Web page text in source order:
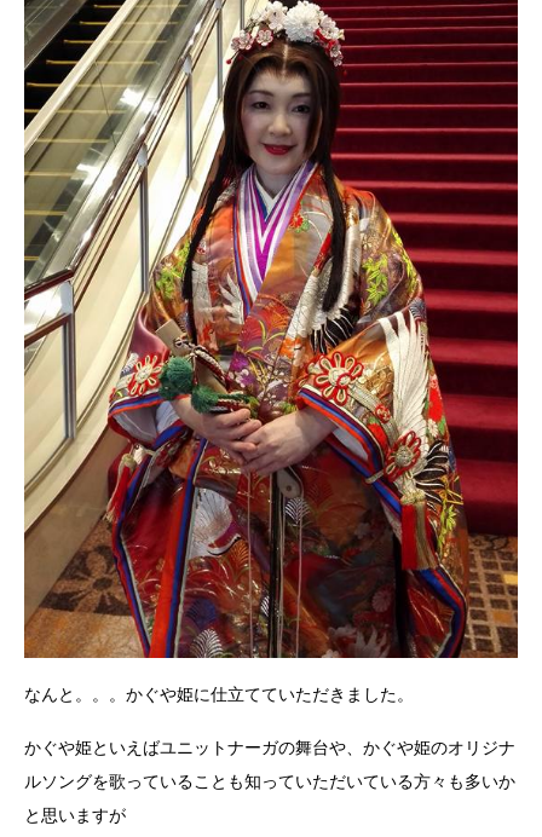
なんと。。。かぐや姫に仕立てていただきました。
かぐや姫といえばユニットナーガの舞台や、かぐや姫のオリジナ
ルソングを歌っていることも知っていただいている方々も多いか
と思いますが